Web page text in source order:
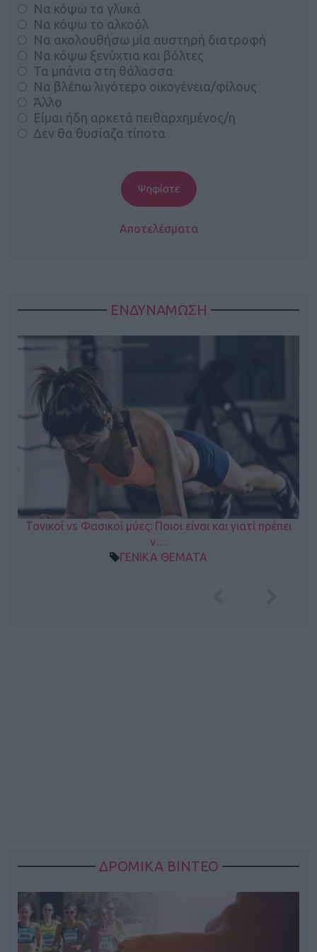
Να κόψω τα γλυκά
Να κόψω το αλκοόλ
Να ακολουθήσω μία αυστηρή διατροφή
Να κόψω ξενύχτια και βόλτες
Τα μπάνια στη θάλασσα
Να βλέπω λιγότερο οικογένεια/φίλους
Άλλο
Είμαι ήδη αρκετά πειθαρχημένος/η
Δεν θα θυσίαζα τίποτα
Αποτελέσματα
ΕΝΔΥΝΑΜΩΣΗ
Τονικοί vs Φασικοί μύες: Ποιοι είναι και γιατί πρέπει
ν…
ΓΕΝΙΚΑ ΘΕΜΑΤΑ
ΔΡΟΜΙΚΑ ΒΙΝΤΕΟ